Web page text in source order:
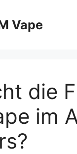
Vape
die
im